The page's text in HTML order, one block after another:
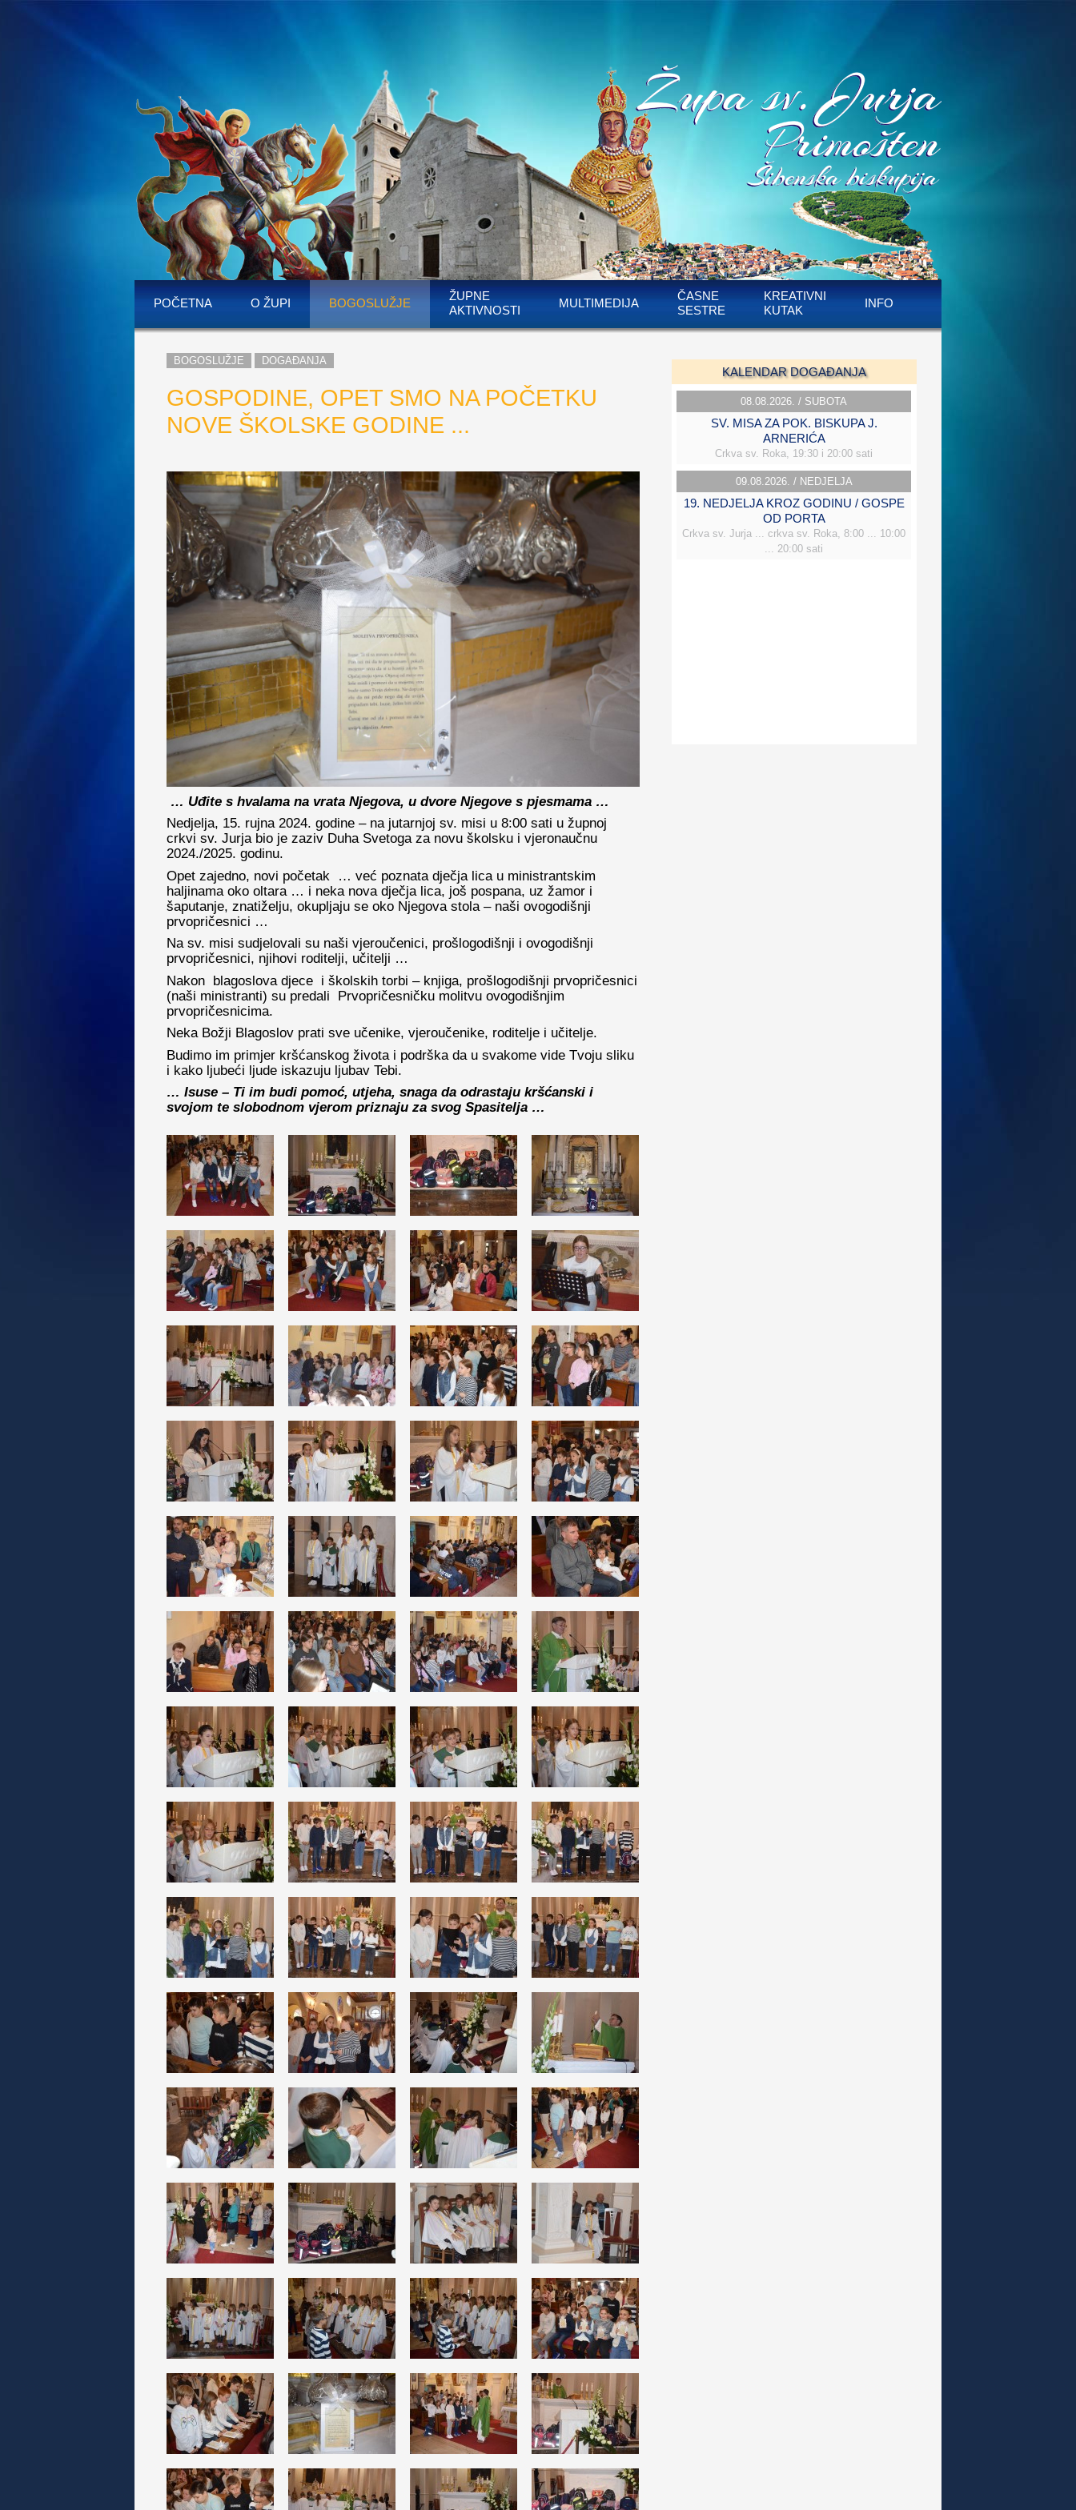
POČETNA O ŽUPI BOGOSLUŽJE
ŽUPNE
AKTIVNOSTI
MULTIMEDIJA
ČASNE
SESTRE
KREATIVNI
KUTAK
INFO
BOGOSLUŽJE DOGAĐANJA
GOSPODINE, OPET SMO NA POČETKU
NOVE ŠKOLSKE GODINE ...
… Uđite s hvalama na vrata Njegova, u dvore Njegove s pjesmama …
Nedjelja, 15. rujna 2024. godine – na jutarnjoj sv. misi u 8:00 sati u župnoj
crkvi sv. Jurja bio je zaziv Duha Svetoga za novu školsku i vjeronaučnu
2024./2025. godinu.
Opet zajedno, novi početak … već poznata dječja lica u ministrantskim
haljinama oko oltara … i neka nova dječja lica, još pospana, uz žamor i
šaputanje, znatiželju, okupljaju se oko Njegova stola – naši ovogodišnji
prvopričesnici …
Na sv. misi sudjelovali su naši vjeroučenici, prošlogodišnji i ovogodišnji
prvopričesnici, njihovi roditelji, učitelji …
Nakon blagoslova djece i školskih torbi – knjiga, prošlogodišnji prvopričesnici
(naši ministranti) su predali Prvopričesničku molitvu ovogodišnjim
prvopričesnicima.
Neka Božji Blagoslov prati sve učenike, vjeroučenike, roditelje i učitelje.
Budimo im primjer kršćanskog života i podrška da u svakome vide Tvoju sliku
i kako ljubeći ljude iskazuju ljubav Tebi.
… Isuse – Ti im budi pomoć, utjeha, snaga da odrastaju kršćanski i
svojom te slobodnom vjerom priznaju za svog Spasitelja …
KALENDAR DOGAĐANJA
08.08.2026. / SUBOTA
SV. MISA ZA POK. BISKUPA J.
ARNERIĆA
Crkva sv. Roka, 19:30 i 20:00 sati
09.08.2026. / NEDJELJA
19. NEDJELJA KROZ GODINU / GOSPE
OD PORTA
Crkva sv. Jurja ... crkva sv. Roka, 8:00 ... 10:00
... 20:00 sati